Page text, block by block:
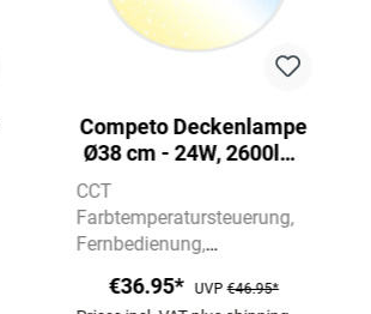
Competo Deckenlampe
Ø38 cm - 24W, 2600lm,
Sternenhimmel, CCT
Warm-Kaltweiß, Nickel-
Matt
CCT
Farbtemperatursteuerung
Fernbedienung
€36.95* UVP€46.95*